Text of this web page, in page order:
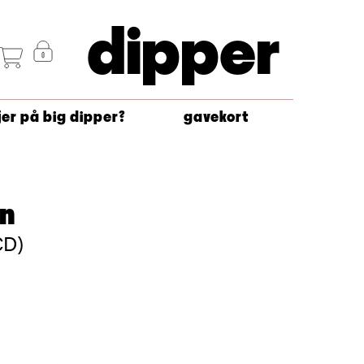
dipper
på big dipper? gavekort